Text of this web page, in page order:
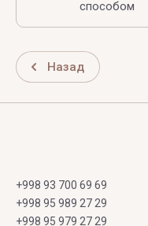
способом
Назад
+998 93 700 69 69
+998 95 989 27 29
+998 95 979 27 29